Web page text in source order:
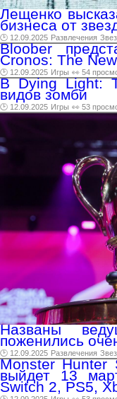
Лещенко
бизнеса от
🕑 12.09.2025 Развлечения
Bloober
Cronos: The
🕑 12.09.2025 Игры 👀 54
В Dying Light:
видов зомби
🕑 12.09.2025 Игры 👀 53
Названы
поженились
🕑 12.09.2025 Развлечения
Monster Hunter
выйдет 13
Switch 2, PS5,